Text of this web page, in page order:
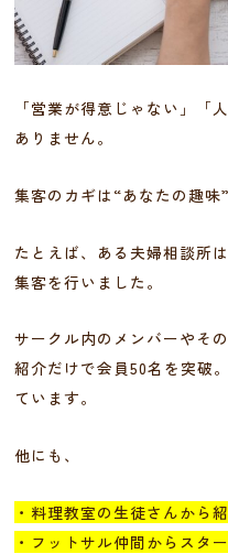
「営業が得意じゃない」「
ありません。
集客のカギは“あなたの趣味
たとえば、ある夫婦相談所
集客を行いました。
サークル内のメンバーやそ
紹介だけで会員50名を突破
ています。
他にも、
・料理教室の生徒さんから
・フットサル仲間からスタ